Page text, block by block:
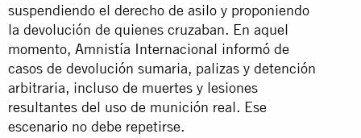
suspendiendo el derecho de asilo y proponiendo
la devolución de quienes cruzaban. En aquel
momento, Amnistía Internacional informó de
casos de devolución sumaria, palizas y detención
arbitraria, incluso de muertes y lesiones
resultantes del uso de munición real. Ese
escenario no debe repetirse.